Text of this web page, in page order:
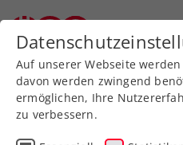
Zurück zur
Ausbildung
Auf unserer Webseite
davon werden zwingend
ermöglichen, Ihre
zu verbessern.